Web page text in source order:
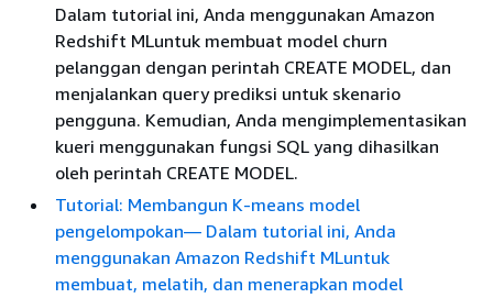
Dalam tutorial ini, Anda menggunakan Amazon
Redshift MLuntuk membuat model churn
pelanggan dengan perintah CREATE MODEL, dan
menjalankan query prediksi untuk skenario
pengguna. Kemudian, Anda mengimplementasikan
kueri menggunakan fungsi SQL yang dihasilkan
oleh perintah CREATE MODEL.
Tutorial: Membangun K-means model
pengelompokan— Dalam tutorial ini, Anda
menggunakan Amazon Redshift MLuntuk
membuat, melatih, dan menerapkan model